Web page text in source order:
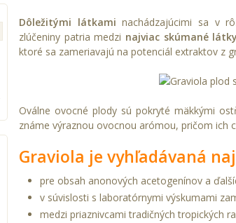
Dôležitými látkami nachádzajúcimi sa v
zlúčeniny patria medzi najviac skúmané
ktoré sa zameriavajú na potenciál extraktov z
Oválne ovocné plody sú pokryté mäkkými
známe výraznou ovocnou arómou, pričom ich
Graviola je vyhľadávaná
pre obsah anonových acetogenínov a
v súvislosti s laboratórnymi výskumami
medzi priaznivcami tradičných tropických